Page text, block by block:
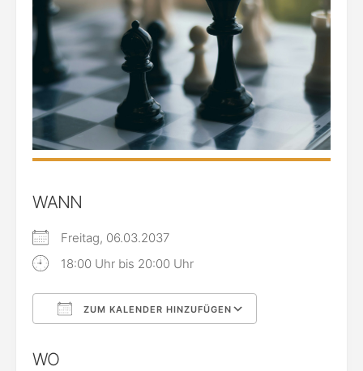
WANN
Freitag, 06.03.2037
18:00 Uhr bis 20:00 Uhr
ZUM KALENDER HINZUFÜGEN
WO